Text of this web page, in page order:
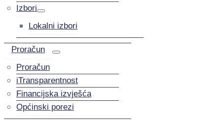
Izbori
Lokalni izbori
Proračun
Proračun
iTransparentnost
Financijska izvješća
Općinski porezi